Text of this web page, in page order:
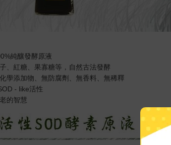
純釀發酵原液
、紅糖、果寡糖等，自然古法發酵
學添加物、無防腐劑、無香料、無稀釋
- like活性
的智慧